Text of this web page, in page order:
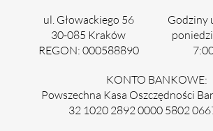
ul. Głowackiego 56
30-085 Kraków
REGON: 000588890
KONTO BANKOWE:
Powszechna Kasa Oszczędności
32 1020 2892 0000 5802
Godziny